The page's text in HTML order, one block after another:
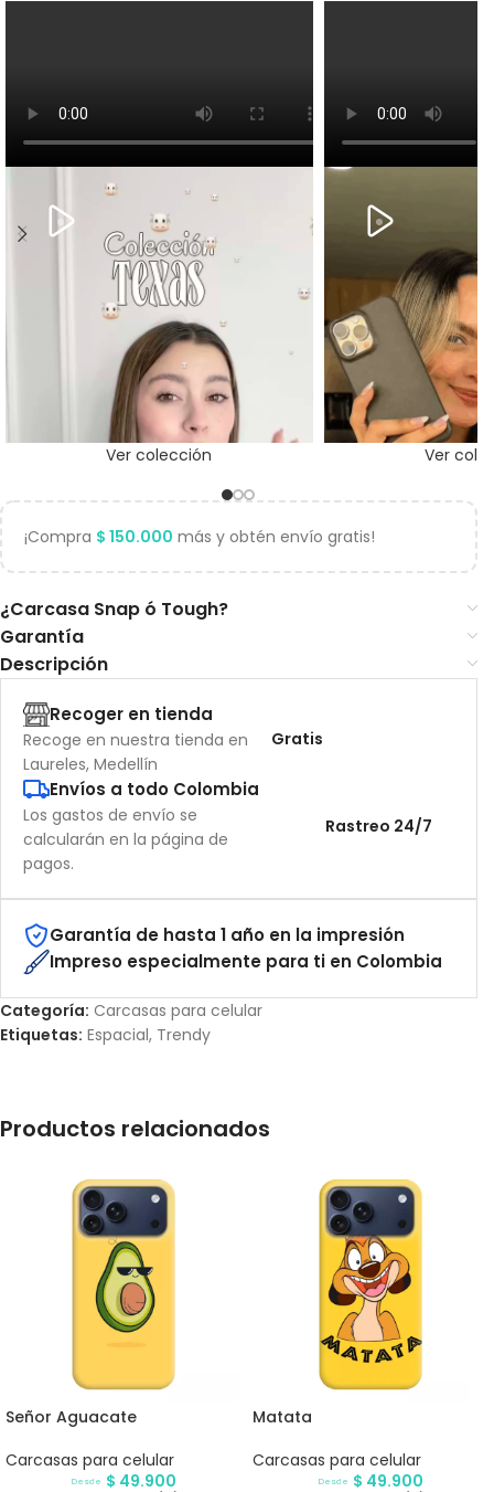
Ver colección Ver
¡Compra $ 150.000 más y obtén envío gratis!
¿Carcasa Snap ó Tough?
Garantía
Descripción
Recoger en tienda
Recoge en nuestra tienda en
Laureles, Medellín
Gratis
Envíos a todo Colombia
Los gastos de envío se
calcularán en la página de
pagos.
Rastreo 24/7
Garantía de hasta 1 año en la impresión
Impreso especialmente para ti en Colombia
Categoría: Carcasas para celular
Etiquetas: Espacial, Trendy
Productos relacionados
Señor Aguacate
Carcasas para celular
Desde $ 49.900
Matata
Carcasas para celular
Desde $ 49.900